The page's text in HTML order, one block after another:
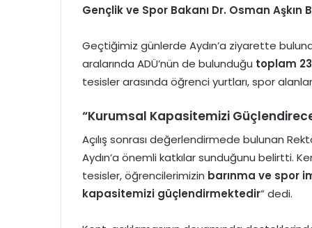
Gençlik ve Spor Bakanı Dr. Osman Aşkın
Geçtiğimiz günlerde Aydın’a ziyarette
aralarında ADÜ’nün de bulunduğu toplam 23
tesisler arasında öğrenci yurtları, spor
“Kurumsal Kapasitemizi
Açılış sonrası değerlendirmede bulunan
Aydın’a önemli katkılar sunduğunu belirtti.
tesisler, öğrencilerimizin barınma ve spor
kapasitemizi güçlendirmektedir” dedi.